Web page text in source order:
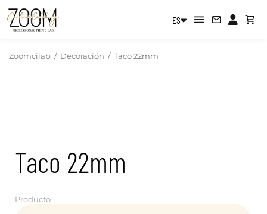
ES
Zoomcilab / Decoración / Taco 22mm
Taco 22mm
Producto